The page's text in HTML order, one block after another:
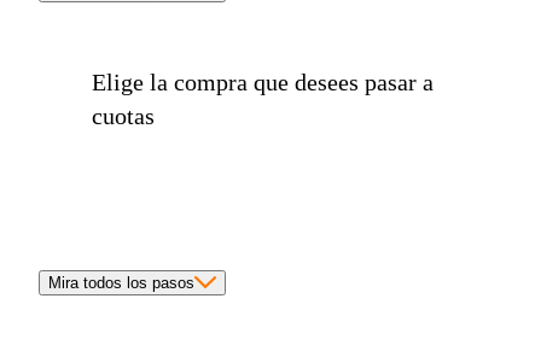
Elige la compra que desees pasar a
cuotas
Mira todos los pasos